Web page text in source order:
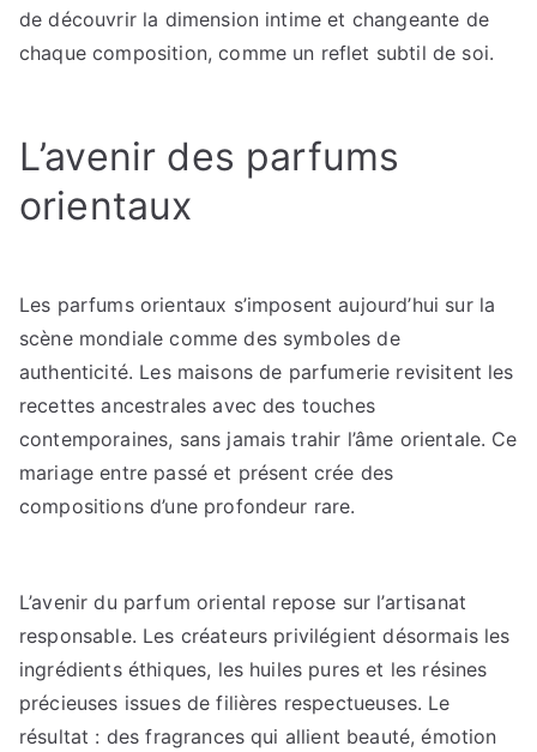
de découvrir la dimension intime et changeante de
chaque composition, comme un reflet subtil de soi.
L’avenir des parfums
orientaux
Les parfums orientaux s’imposent aujourd’hui sur la
scène mondiale comme des symboles de
authenticité. Les maisons de parfumerie revisitent les
recettes ancestrales avec des touches
contemporaines, sans jamais trahir l’âme orientale. Ce
mariage entre passé et présent crée des
compositions d’une profondeur rare.
L’avenir du parfum oriental repose sur l’artisanat
responsable. Les créateurs privilégient désormais les
ingrédients éthiques, les huiles pures et les résines
précieuses issues de filières respectueuses. Le
résultat : des fragrances qui allient beauté, émotion